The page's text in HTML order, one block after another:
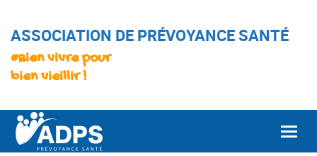
ASSOCIATION DE PRÉVOYANCE SANTÉ
#Bien vivre pour
bien vieillir !